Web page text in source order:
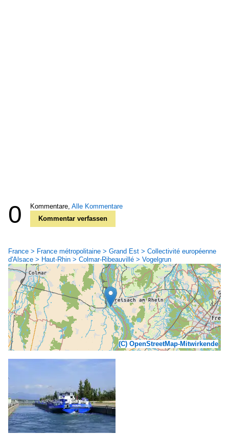
0 Kommentare, Alle Kommentare
Kommentar verfassen
France > France métropolitaine > Grand Est > Collectivité européenne
d'Alsace > Haut-Rhin > Colmar-Ribeauvillé > Vogelgrun
(C) OpenStreetMap-Mitwirkende